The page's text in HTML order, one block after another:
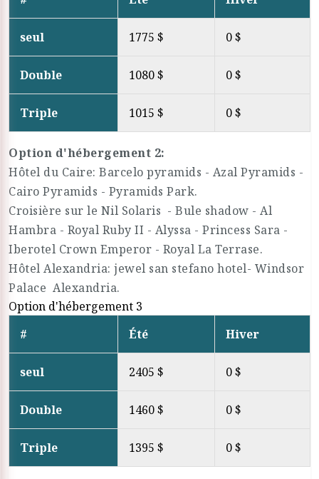
seul 1775 $ 0 $
Double 1080 $ 0 $
Triple 1015 $ 0 $
Option d'hébergement 2:
Hôtel du Caire: Barcelo pyramids - Azal Pyramids -
Cairo Pyramids - Pyramids Park.
Croisière sur le Nil Solaris - Bule shadow - Al
Hambra - Royal Ruby II - Alyssa - Princess Sara -
Iberotel Crown Emperor - Royal La Terrase.
Hôtel Alexandria: jewel san stefano hotel- Windsor
Palace Alexandria.
Option d'hébergement 3
#
Été Hiver
seul 2405 $ 0 $
Double 1460 $ 0 $
Triple 1395 $ 0 $